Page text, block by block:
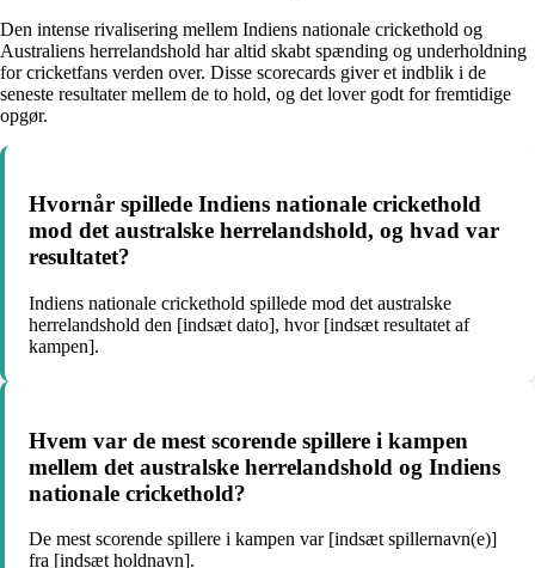
Den intense rivalisering mellem Indiens nationale crickethold og
Australiens herrelandshold har altid skabt spænding og underholdning
for cricketfans verden over. Disse scorecards giver et indblik i de
seneste resultater mellem de to hold, og det lover godt for fremtidige
opgør.
Hvornår spillede Indiens nationale crickethold
mod det australske herrelandshold, og hvad var
resultatet?
Indiens nationale crickethold spillede mod det australske
herrelandshold den [indsæt dato], hvor [indsæt resultatet af
kampen].
Hvem var de mest scorende spillere i kampen
mellem det australske herrelandshold og Indiens
nationale crickethold?
De mest scorende spillere i kampen var [indsæt spillernavn(e)]
fra [indsæt holdnavn].